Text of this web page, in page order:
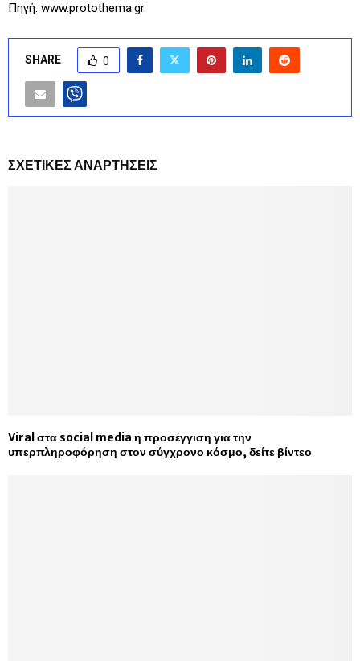
Πηγή: www.protothema.gr
SHARE 0
ΣΧΕΤΙΚΈΣ ΑΝΑΡΤΉΣΕΙΣ
Viral στα social media η προσέγγιση για την
υπερπληροφόρηση στον σύγχρονο κόσμο, δείτε βίντεο